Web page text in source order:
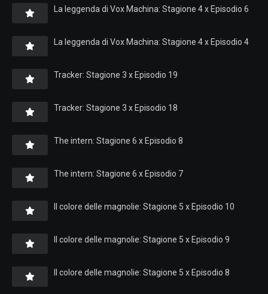
La leggenda di Vox Machina: Stagione 4 x Episodio 6
La leggenda di Vox Machina: Stagione 4 x Episodio 4
Tracker: Stagione 3 x Episodio 19
Tracker: Stagione 3 x Episodio 18
The intern: Stagione 6 x Episodio 8
The intern: Stagione 6 x Episodio 7
Il colore delle magnolie: Stagione 5 x Episodio 10
Il colore delle magnolie: Stagione 5 x Episodio 9
Il colore delle magnolie: Stagione 5 x Episodio 8